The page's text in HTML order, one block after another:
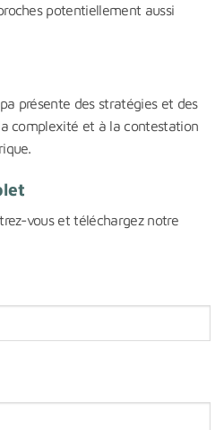
potentiellement aussi
présente des stratégies et des
complexité et à la contestation
vous et téléchargez notre